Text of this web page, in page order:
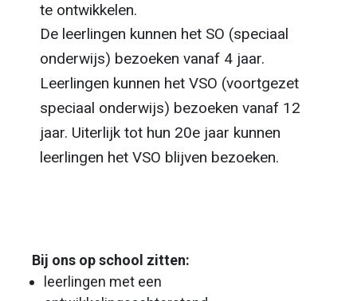
te ontwikkelen.
De leerlingen kunnen het SO (speciaal
onderwijs) bezoeken vanaf 4 jaar.
Leerlingen kunnen het VSO (voortgezet
speciaal onderwijs) bezoeken vanaf 12
jaar. Uiterlijk tot hun 20e jaar kunnen
leerlingen het VSO blijven bezoeken.
Bij ons op school zitten:
leerlingen met een